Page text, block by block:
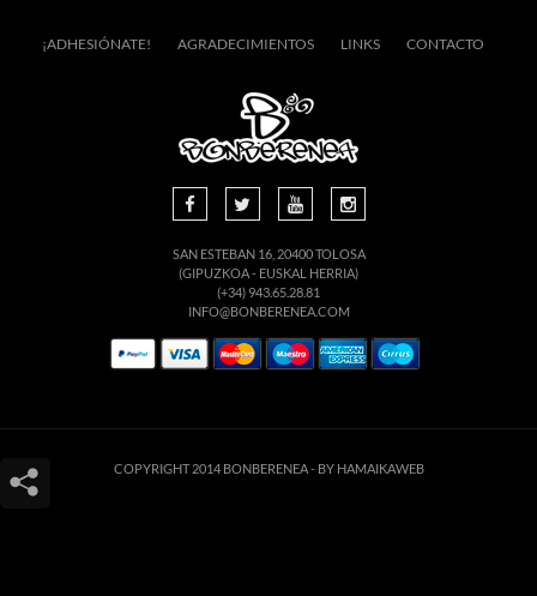
¡ADHESIÓNATE! AGRADECIMIENTOS LINKS CONTACTO
SAN ESTEBAN 16, 20400 TOLOSA
(GIPUZKOA - EUSKAL HERRIA)
(+34) 943.65.28.81
INFO@BONBERENEA.COM
COPYRIGHT 2014 BONBERENEA - BY HAMAIKAWEB